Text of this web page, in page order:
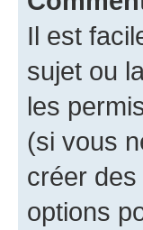
Il est
sujet ou
les
(si vous
créer
options